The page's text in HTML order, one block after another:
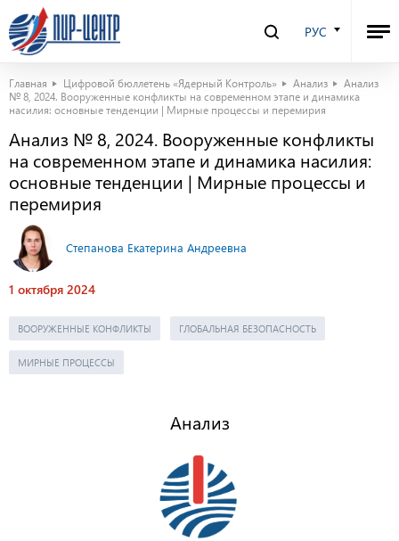
РУС
Главная Цифровой бюллетень «Ядерный Контроль» Анализ
Анализ
№ 8, 2024. Вооруженные конфликты на современном этапе и динамика
насилия: основные тенденции | Мирные процессы и перемирия
Анализ № 8, 2024. Вооруженные конфликты
на современном этапе и динамика насилия:
основные тенденции | Мирные процессы и
перемирия
Степанова Екатерина Андреевна
1 октября 2024
ВООРУЖЕННЫЕ КОНФЛИКТЫ ГЛОБАЛЬНАЯ БЕЗОПАСНОСТЬ
МИРНЫЕ ПРОЦЕССЫ
Анализ